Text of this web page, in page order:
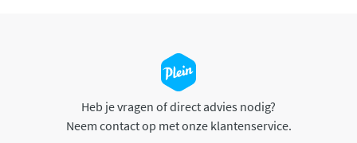
Heb je vragen of direct advies nodig?
Neem contact op met onze klantenservice.